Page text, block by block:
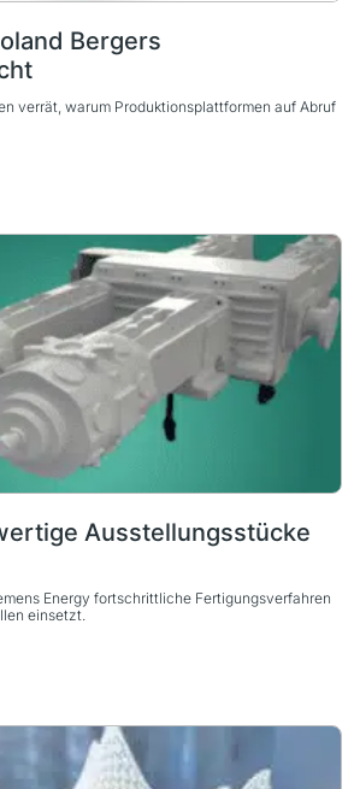
Bergers
verrät, warum Produktionsplattformen auf Abruf
Ausstellungsstücke
Energy fortschrittliche Fertigungsverfahren
einsetzt.